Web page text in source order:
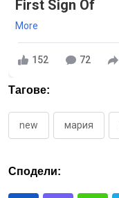
First Sign Of
More
152 72
Тагове:
new мария
Сподели: